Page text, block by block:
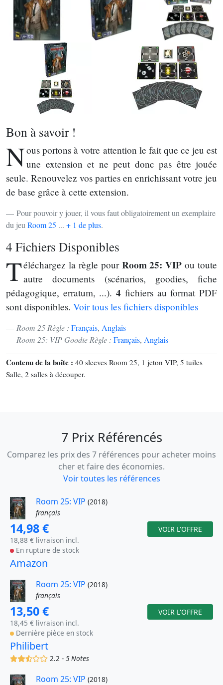
Bon à savoir !
Nous portons à votre attention le fait que ce jeu est
une extension et ne peut donc pas être jouée
seule. Renouvelez vos parties en enrichissant votre jeu
de base grâce à cette extension.
Pour pouvoir y jouer, il vous faut obligatoirement un exemplaire
du jeu Room 25 ... + 1 de plus.
4 Fichiers Disponibles
Téléchargez la règle pour Room 25: VIP ou toute
autre documents (scénarios, goodies, fiche
pédagogique, erratum, ...).4 fichiers au format PDF
sont disponibles. Voir tous les fichiers disponibles
Room 25 Règle : Français, Anglais
Room 25: VIP Goodie Règle : Français, Anglais
Contenu de la boîte : 40 sleeves Room 25, 1 jeton VIP, 5 tuiles
Salle, 2 salles à découper.
7 Prix Référencés
Comparez les prix des 7 références pour acheter moins
cher et faire des économies.
Voir toutes les références
Room 25: VIP (2018)
français
14,98 €
18,88 € livraison incl.
En rupture de stock
VOIR L'OFFRE
Amazon
Room 25: VIP (2018)
français
13,50 €
18,45 € livraison incl.
Dernière pièce en stock
VOIR L'OFFRE
Philibert
(x)(x)(,)() ()
2.2 - 5 Notes
Room 25: VIP (2018)